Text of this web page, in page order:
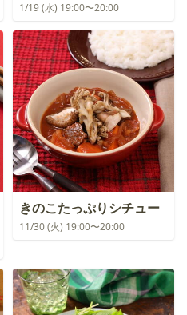
1/19 (水) 19:00〜20:00
きのこたっぷりシチュー
11/30 (火) 19:00〜20:00